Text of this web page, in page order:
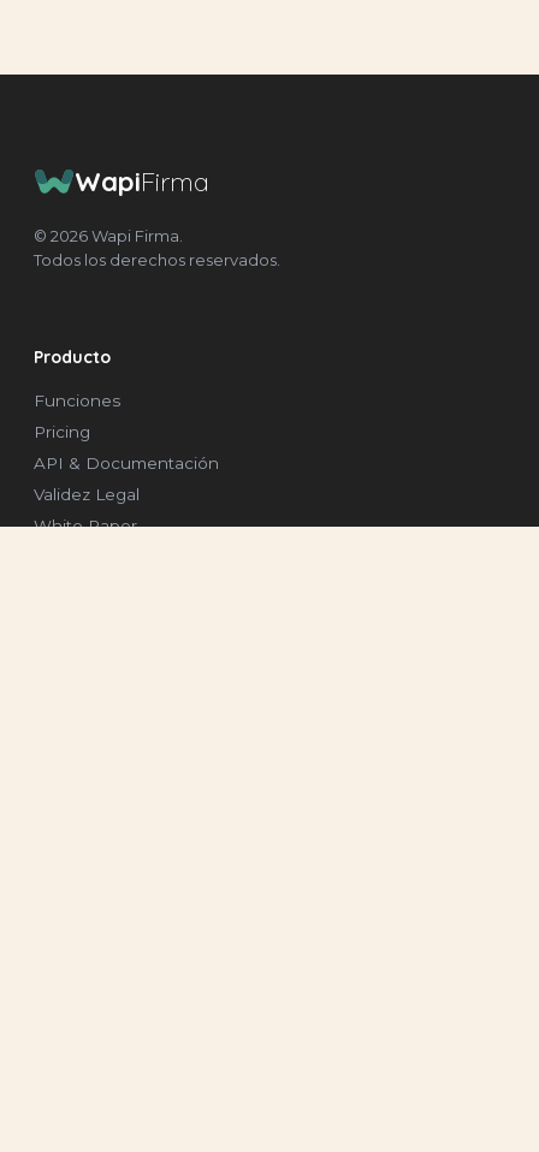
WapiFirma
© 2026 Wapi Firma.
Todos los derechos reservados.
Producto
Funciones
Pricing
API & Documentación
Validez Legal
White Paper